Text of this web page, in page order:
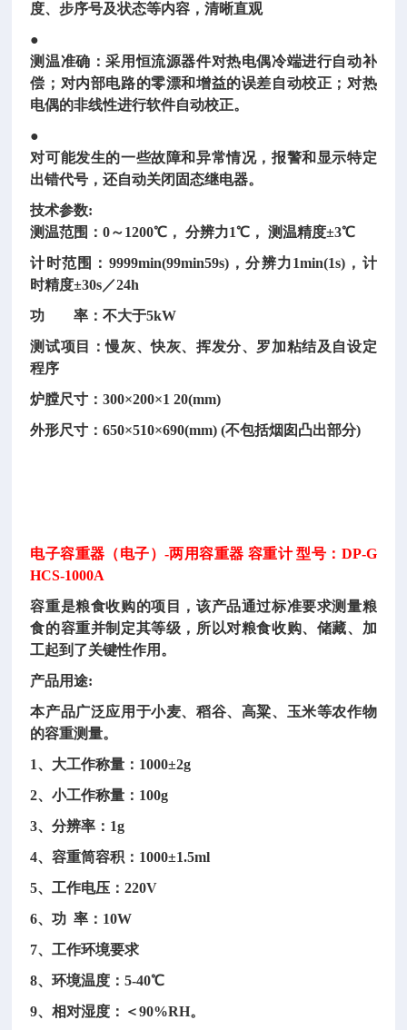
度、步序号及状态等内容，清晰直观
●
测温准确：采用恒流源器件对热电偶冷端进行自动补
偿；对内部电路的零漂和增益的误差自动校正；对热
电偶的非线性进行软件自动校正。
●
对可能发生的一些故障和异常情况，报警和显示特定
出错代号，还自动关闭固态继电器。
技术参数:
测温范围：0～1200℃， 分辨力1℃， 测温精度±3℃
计时范围：9999min(99min59s)，分辨力1min(1s)，计
时精度±30s／24h
功 率：不大于5kW
测试项目：慢灰、快灰、挥发分、罗加粘结及自设定
程序
炉膛尺寸：300×200×1 20(mm)
外形尺寸：650×510×690(mm) (不包括烟囱凸出部分)
电子容重器（电子）-两用容重器 容重计 型号：DP-G
HCS-1000A
容重是粮食收购的项目，该产品通过标准要求测量粮
食的容重并制定其等级，所以对粮食收购、储藏、加
工起到了关键性作用。
产品用途:
本产品广泛应用于小麦、稻谷、高粱、玉米等农作物
的容重测量。
1、大工作称量：1000±2g
2、小工作称量：100g
3、分辨率：1g
4、容重筒容积：1000±1.5ml
5、工作电压：220V
6、功 率：10W
7、工作环境要求
8、环境温度：5-40℃
9、相对湿度：＜90%RH。